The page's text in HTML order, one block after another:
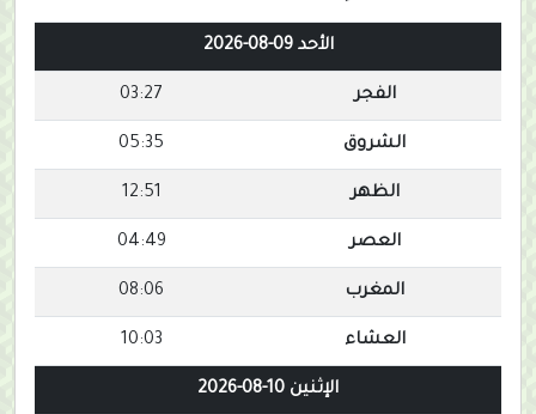
الأحد 09-08-2026
الفجر 03:27
الشروق 05:35
الظهر 12:51
العصر 04:49
المغرب 08:06
العشاء 10:03
الإثنين 10-08-2026